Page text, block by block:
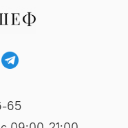
65